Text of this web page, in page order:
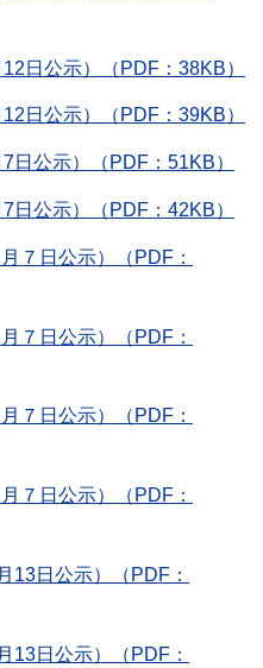
日公示）（PDF：38KB）
日公示）（PDF：39KB）
日公示）（PDF：51KB）
日公示）（PDF：42KB）
７日公示）（PDF：
７日公示）（PDF：
７日公示）（PDF：
７日公示）（PDF：
13日公示）（PDF：
13日公示）（PDF：